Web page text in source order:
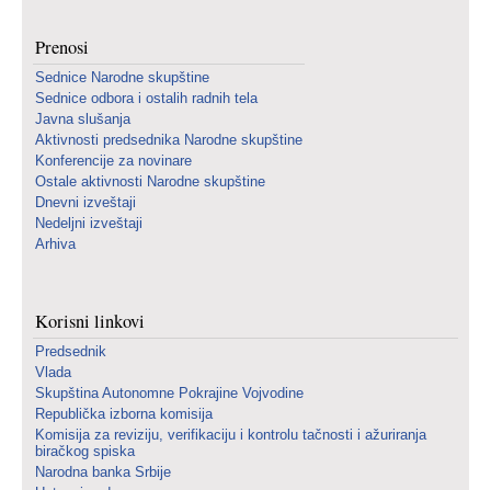
Prenosi
Sednice Narodne skupštine
Sednice odbora i ostalih radnih tela
Javna slušanja
Aktivnosti predsednika Narodne skupštine
Konferencije za novinare
Ostale aktivnosti Narodne skupštine
Dnevni izveštaji
Nedeljni izveštaji
Arhiva
Korisni linkovi
Predsednik
Vlada
Skupština Autonomne Pokrajine Vojvodine
Republička izborna komisija
Komisija za reviziju, verifikaciju i kontrolu tačnosti i ažuriranja
biračkog spiska
Narodna banka Srbije